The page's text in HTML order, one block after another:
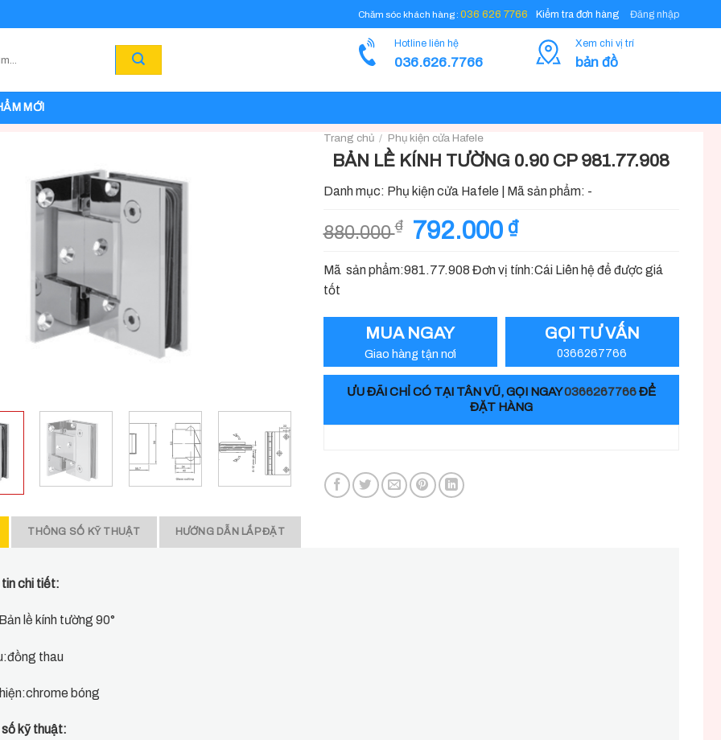
Chăm sóc khách hàng : 036 626 7766 Kiểm tra đơn hàng Đăng nhập
Hotline liên hệ
036.626.7766
Xem chi vị trí
bản đồ
MỚI
Trang chủ / Phụ kiện cửa Hafele
BẢN LỀ KÍNH TƯỜNG 0.90 CP 981.77.908
Danh mục: Phụ kiện cửa Hafele Mã sản phẩm: -
880.000₫
Giá
gốc
là:
792.000 ₫Giá
tại
Mã sản phẩm:981.77.908 Đơn vị tính:Cái Liên hệ để được giá
tốt
MUA NGAY
Giao hàng tận nơi
GỌI TƯ VẤN
0366267766
ƯU ĐÃI CHỈ CÓ TẠI TÂN VŨ, GỌI NGAY0366267766ĐỂ
ĐẶT HÀNG
THÔNG SỐ KỸ THUẬT HƯỚNG DẪN LẮP ĐẶT
chi tiết:
lề kính tường 90°
thau
bóng
kỹ thuật: